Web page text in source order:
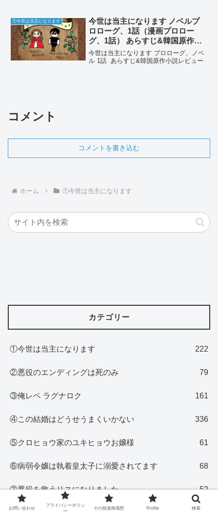
①今世は当主になります
今世は当主になります ノベルプ
ロローグ、1話（漫画プロロー
グ、1話） あらすじ&韓国原作小
説レビュー
今世は当主になります プロローグ、ノベ
ル 1話 あらすじ&韓国原作小説レビュー
コメント
コメントを書き込む
ホーム ①今世は当主になります
カテゴリー
①今世は当主になります 222
②悪役のエンディングは死のみ 79
③俺レベ ラグナロク 161
④この結婚はどうせうまくいかない 336
⑤クロヒョウ家のユキヒョウお嬢様 61
⑥病弱令嬢は執着皇太子に溺愛されてます 68
⑦悪役を救うリスになりました 52
お問い合わせ
プライバシーポリシ
ー
その他漫画感想 Profile 検索